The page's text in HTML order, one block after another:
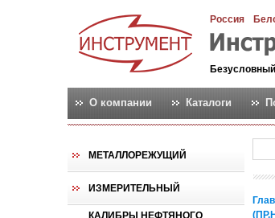
Россия
О компании Каталоги
МЕТАЛЛОРЕЖУЩИЙ
ИЗМЕРИТЕЛЬНЫЙ
КАЛИБРЫ НЕФТЯНОГО